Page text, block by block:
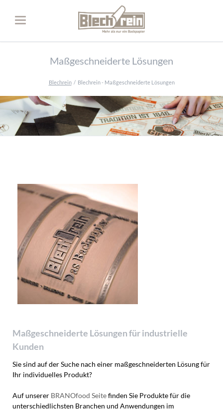
Maßgeschneiderte Lösungen
Blechrein Blechrein - Maßgeschneiderte Lösungen
Maßgeschneiderte Lösungen für industrielle
Kunden
Sie sind auf der Suche nach einer maßgeschneiderten Lösung für
Ihr individuelles Produkt?
Auf unserer BRANOfood Seitefinden Sie Produkte für die
unterschiedlichsten Branchen und Anwendungen im